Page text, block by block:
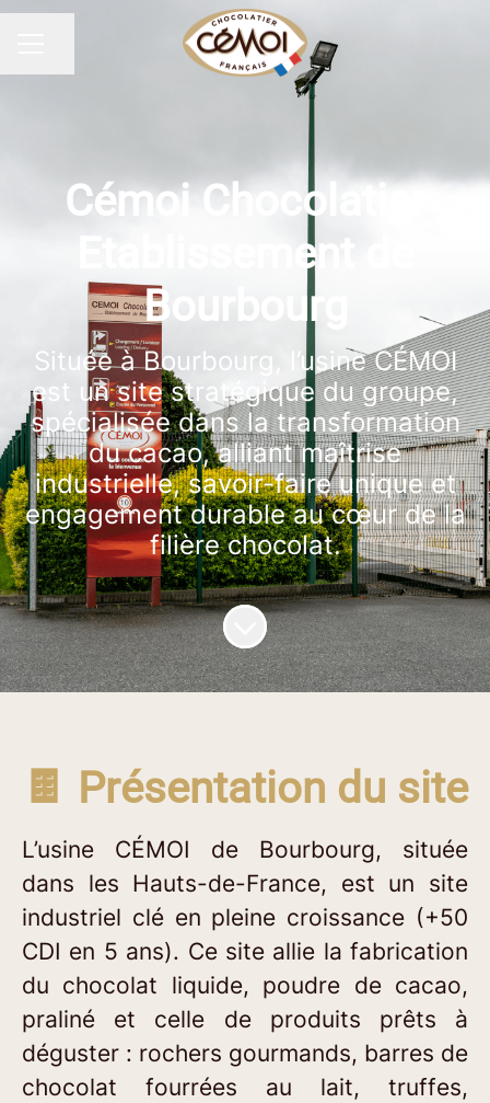
Cémoi Chocolatier
Etablissement de
Bourbourg
Située à Bourbourg, l’usine CÉMOI
est un site stratégique du groupe,
spécialisée dans la transformation
du cacao, alliant maîtrise
industrielle, savoir-faire unique et
engagement durable au cœur de la
filière chocolat.
Faire défiler jusqu'au contenu
🍫 Présentation du site
L’usine CÉMOI de Bourbourg, située
dans les Hauts-de-France, est un site
industriel clé en pleine croissance (+50
CDI en 5 ans). Ce site allie la fabrication
du chocolat liquide, poudre de cacao,
praliné et celle de produits prêts à
déguster : rochers gourmands, barres de
chocolat fourrées au lait, truffes,